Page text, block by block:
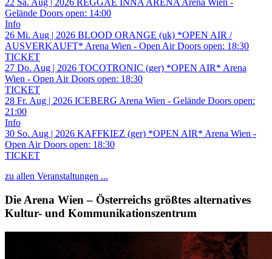
22 Sa. Aug | 2026 REGGAE INNA ARENA Arena Wien -
Gelände Doors open: 14:00
Info
26 Mi. Aug | 2026 BLOOD ORANGE (uk) *OPEN AIR /
AUSVERKAUFT* Arena Wien - Open Air Doors open: 18:30
TICKET
27 Do. Aug | 2026 TOCOTRONIC (ger) *OPEN AIR* Arena
Wien - Open Air Doors open: 18:30
TICKET
28 Fr. Aug | 2026 ICEBERG Arena Wien - Gelände Doors open:
21:00
Info
30 So. Aug | 2026 KAFFKIEZ (ger) *OPEN AIR* Arena Wien -
Open Air Doors open: 18:30
TICKET
zu allen Veranstaltungen ...
Die Arena Wien – Österreichs größtes alternatives
Kultur- und Kommunikationszentrum